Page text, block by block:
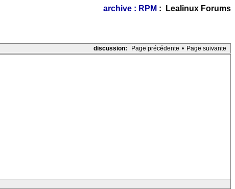
archive : RPM : Lealinux Forums
discussion:
Page précédente • Page suivante